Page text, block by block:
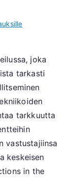
joka
tarkasti
tarkkuutta
vastustajiinsa
keskeisen
in the